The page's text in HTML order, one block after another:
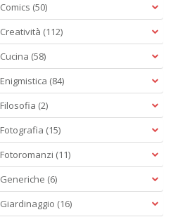
Comics (50)
Creatività (112)
Cucina (58)
Enigmistica (84)
Filosofia (2)
Fotografia (15)
Fotoromanzi (11)
Generiche (6)
Giardinaggio (16)